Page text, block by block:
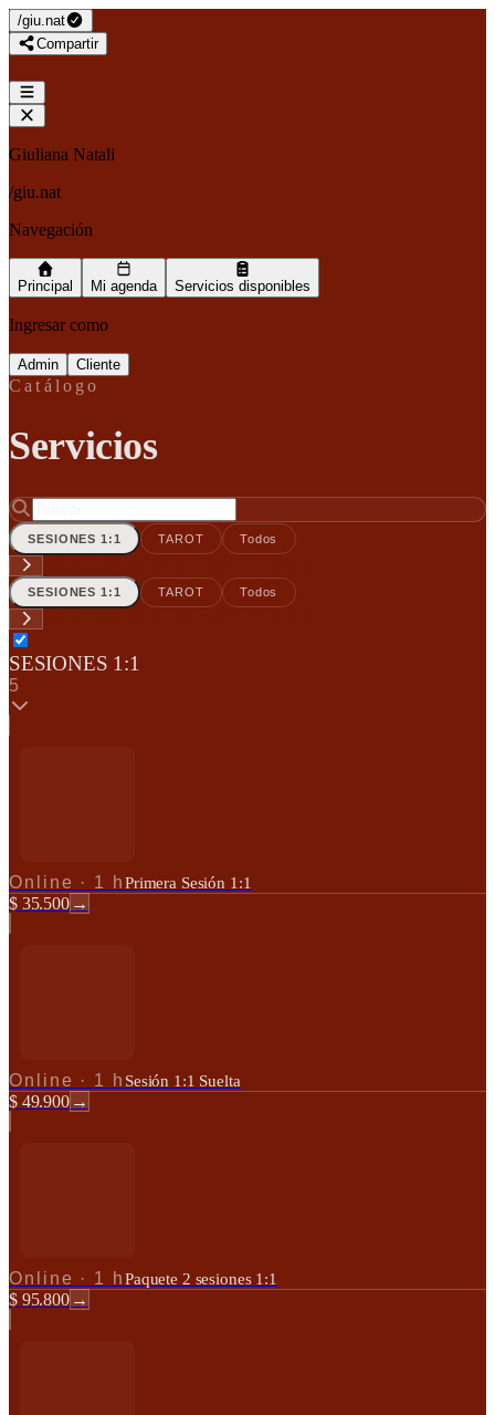
/giu.nat
Compartir
Giuliana Natali
/giu.nat
Navegación
Principal Mi agenda Servicios disponibles
Ingresar como
Admin Cliente
Catálogo
Servicios
SESIONES 1:1 TAROT Todos
SESIONES 1:1 TAROT Todos
SESIONES 1:1
5
Online · 1 hPrimera Sesión 1:1
$ 35.500 →
Online · 1 h Sesión 1:1 Suelta
$ 49.900 →
Online · 1 hPaquete 2 sesiones 1:1
$ 95.800 →